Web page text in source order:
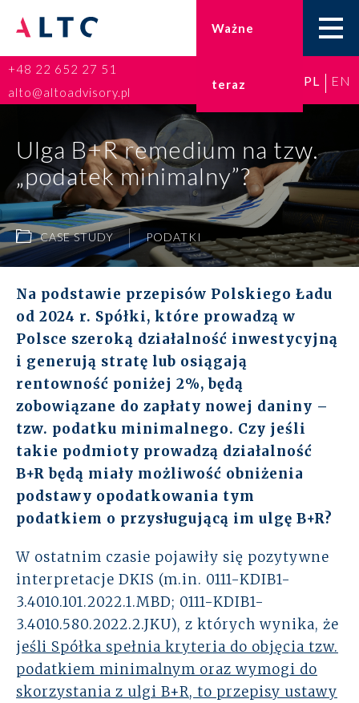
Ważne
teraz
Doradztwo podatkowe
Księgowość
Kadry i płace
ESG
Broker ubezpieczeniowy
Prawo karne dla biznesu
Rozwiązania
Zespół
Dołącz do nas
Dlaczego ALTO
Case studies
Baza wiedzy
ALTOstratus
Kontakt
+48 22 652 27 51
alto@altoadvisory.pl
PL EN
Ulga B+R remedium na tzw.
„podatek minimalny”?
CASE STUDY PODATKI
Na podstawie przepisów Polskiego Ładu
od 2024 r. Spółki, które prowadzą w
Polsce szeroką działalność inwestycyjną
i generują stratę lub osiągają
rentowność poniżej 2%, będą
zobowiązane do zapłaty nowej daniny –
tzw. podatku minimalnego. Czy jeśli
takie podmioty prowadzą działalność
B+R będą miały możliwość obniżenia
podstawy opodatkowania tym
podatkiem o przysługującą im ulgę B+R?
W ostatnim czasie pojawiły się pozytywne
interpretacje DKIS (m.in. 0111-KDIB1-
3.4010.101.2022.1.MBD; 0111-KDIB1-
3.4010.580.2022.2.JKU), z których wynika, że
jeśli Spółka spełnia kryteria do objęcia tzw.
podatkiem minimalnym oraz wymogi do
skorzystania z ulgi B+R, to przepisy ustawy